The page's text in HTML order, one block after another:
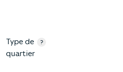
Type de
quartier
?